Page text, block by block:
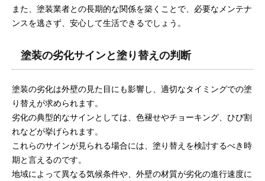
また、塗装業者との長期的な関係を築くことで、必要なメンテナ
ンスを逃さず、安心して生活できるでしょう。
塗装の劣化サインと塗り替えの判断
塗装の劣化は外壁の見た目にも影響し、適切なタイミングでの塗
り替えが求められます。
劣化の典型的なサインとしては、色褪せやチョーキング、ひび割
れなどが挙げられます。
これらのサインが見られる場合には、塗り替えを検討するべき時
期と言えるのです。
地域によって異なる気候条件や、外壁の材質が劣化の進行速度に